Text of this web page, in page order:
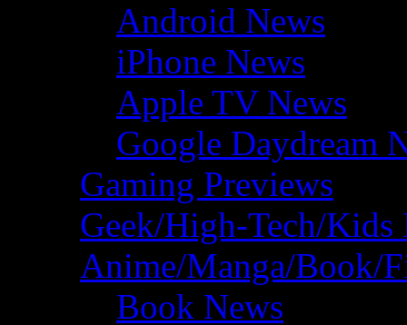
Android News
iPhone News
Apple TV News
Google Daydream
Gaming Previews
Geek/High-Tech/Kids
Anime/Manga/Book/
Book News